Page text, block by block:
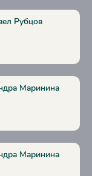
Рубцов
Маринина
Маринина